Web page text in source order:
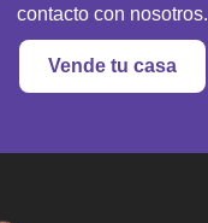
contacto con nosotros.
Vende tu casa